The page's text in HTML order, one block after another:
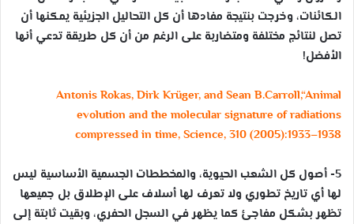
الكائنات، وخرجت بنتيجة مفادها أن كل التحاليل الجزيئية يمكنها أن
تصل لنتائج مختلفة ومتضاربة على الرغم من أن كل طريقة تدعي أنها
الأفضل!
Antonis Rokas, Dirk Krüger, and Sean B.Carroll,“Animal
evolution and the molecular signature of radiations
compressed in time, Science, 310 (2005):1933–1938
5- أصول كل الشعب الحيوية، والمخططات الجسمية الأساسية ليس
لها أي تاريخ تطوري ولا تعرف لها أسلاف على الإطلاق بل جميعها
تظهر بشكل مفاجئ كما يظهر في السجل الحفري، وبقيت ثابتة إلى